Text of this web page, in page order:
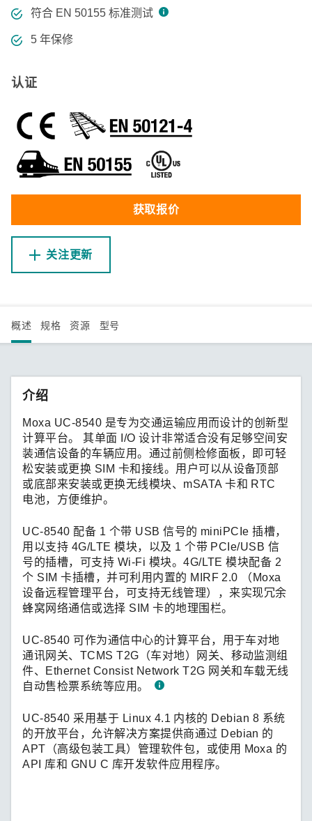
符合 EN 50155 标准测试
5 年保修
认证
获取报价
关注更新
概述 规格 资源 型号
介绍
Moxa UC-8540 是专为交通运输应用而设计的创新型
计算平台。 其单面 I/O 设计非常适合没有足够空间安
装通信设备的车辆应用。通过前侧检修面板，即可轻
松安装或更换 SIM 卡和接线。用户可以从设备顶部
或底部来安装或更换无线模块、mSATA 卡和 RTC
电池，方便维护。
UC-8540 配备 1 个带 USB 信号的 miniPCIe 插槽，
用以支持 4G/LTE 模块，以及 1 个带 PCIe/USB 信
号的插槽，可支持 Wi-Fi 模块。4G/LTE 模块配备 2
个 SIM 卡插槽，并可利用内置的 MIRF 2.0 （Moxa
设备远程管理平台，可支持无线管理），来实现冗余
蜂窝网络通信或选择 SIM 卡的地理围栏。
UC-8540 可作为通信中心的计算平台，用于车对地
通讯网关、TCMS T2G（车对地）网关、移动监测组
件、Ethernet Consist Network T2G 网关和车载无线
自动售检票系统等应用。
UC-8540 采用基于 Linux 4.1 内核的 Debian 8 系统
的开放平台，允许解决方案提供商通过 Debian 的
APT（高级包装工具）管理软件包，或使用 Moxa 的
API 库和 GNU C 库开发软件应用程序。